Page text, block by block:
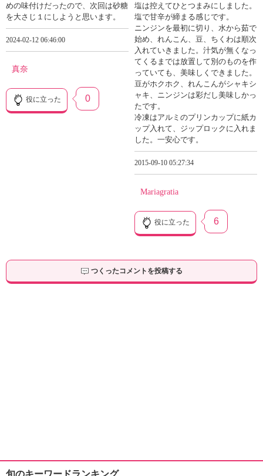
めの味付けだったので、次回は砂糖
を大さじ１にしようと思います。
2024-02-12 06:46:00
真奈
役に立った 0
塩は控えてひとつまみにしました。
塩で甘辛が締まる感じです。
ニンジンを最初に切り、水から茹で
始め、れんこん、豆、ちくわは順次
入れていきました。汁気が無くなっ
てくるまでは放置して別のものを作
っていても、美味しくできました。
豆がホクホク、れんこんがシャキシ
ャキ、ニンジンは彩だし美味しかっ
たです。
冷凍はアルミのプリンカップに紙カ
ップ入れて、ジップロックに入れま
した。一安心です。
2015-09-10 05:27:34
Mariagratia
役に立った 6
つくったコメントを投稿する